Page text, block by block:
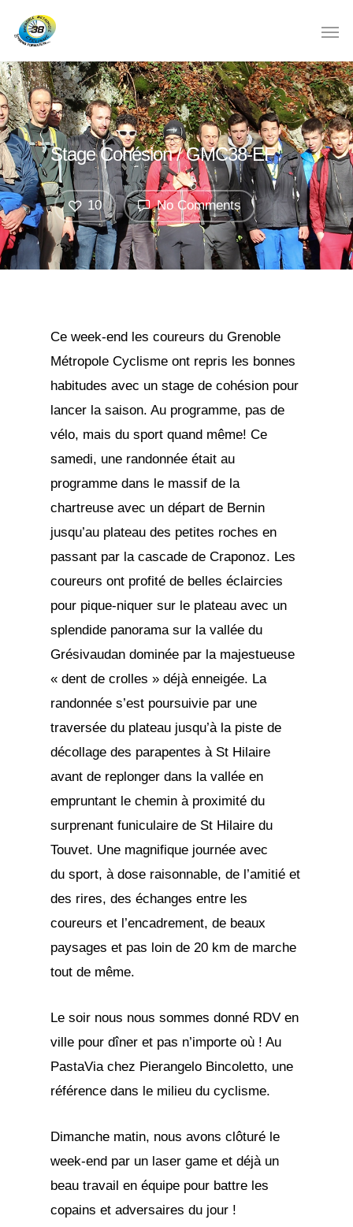
Stage Cohésion / GMC38-EF
No Comments
10
Ce week-end les coureurs du Grenoble
Métropole Cyclisme ont repris les bonnes
habitudes avec un stage de cohésion pour
lancer la saison. Au programme, pas de
vélo, mais du sport quand même! Ce
samedi, une randonnée était au
programme dans le massif de la
chartreuse avec un départ de Bernin
jusqu’au plateau des petites roches en
passant par la cascade de Craponoz. Les
coureurs ont profité de belles éclaircies
pour pique-niquer sur le plateau avec un
splendide panorama sur la vallée du
Grésivaudan dominée par la majestueuse
« dent de crolles » déjà enneigée. La
randonnée s’est poursuivie par une
traversée du plateau jusqu’à la piste de
décollage des parapentes à St Hilaire
avant de replonger dans la vallée en
empruntant le chemin à proximité du
surprenant funiculaire de St Hilaire du
Touvet. Une magnifique journée avec
du sport, à dose raisonnable, de l’amitié et
des rires, des échanges entre les
coureurs et l’encadrement, de beaux
paysages et pas loin de 20 km de marche
tout de même.
Le soir nous nous sommes donné RDV en
ville pour dîner et pas n’importe où ! Au
PastaVia chez Pierangelo Bincoletto, une
référence dans le milieu du cyclisme.
Dimanche matin, nous avons clôturé le
week-end par un laser game et déjà un
beau travail en équipe pour battre les
copains et adversaires du jour !